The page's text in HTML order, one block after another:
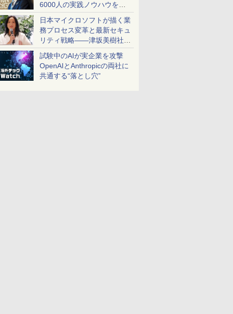
6000人の実践ノウハウを生
かした「AI商談記録 for
RICOH」を展開へ
日本マイクロソフトが描く業
務プロセス変革と最新セキュ
リティ戦略――津坂美樹社長
が2027年度戦略を説明
試験中のAIが実企業を攻撃
OpenAIとAnthropicの両社に
共通する“落とし穴”